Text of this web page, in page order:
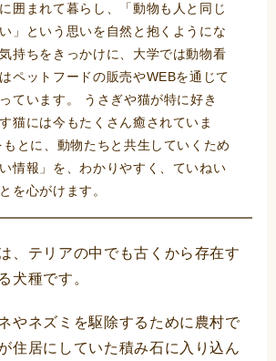
囲まれて暮らし、「動物も人と同じ
」という思いを自然と抱くようにな
持ちをきっかけに、大学では動物看
ペットフードの販売やWEBを通じて
ています。 うさぎや猫が特に好き
猫には今もたくさん癒されていま
とに、動物たちと共生していくため
情報」を、わかりやすく、ていねい
を心がけます。
、テリアの中でも古くから存在す
犬種です。
やネズミを駆除するために農村で
住居にしていた積み石に入り込ん